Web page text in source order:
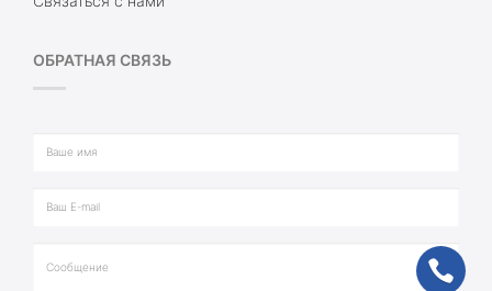
ОБРАТНАЯ СВЯЗЬ
ph